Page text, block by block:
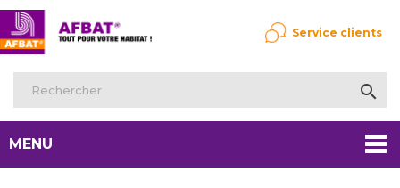

Service clients
MENU